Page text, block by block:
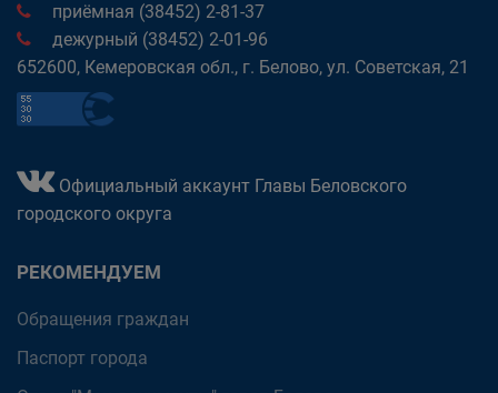
приёмная (38452) 2-81-37
дежурный (38452) 2-01-96
652600, Кемеровская обл., г. Белово, ул. Советская, 21
Официальный аккаунт Главы Беловского
городского округа
РЕКОМЕНДУЕМ
Обращения граждан
Паспорт города